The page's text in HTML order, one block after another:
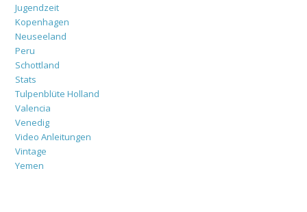
Jugendzeit
Kopenhagen
Neuseeland
Peru
Schottland
Stats
Tulpenblüte Holland
Valencia
Venedig
Video Anleitungen
Vintage
Yemen